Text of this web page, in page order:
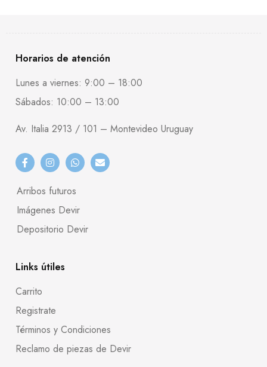
Horarios de atención
Lunes a viernes: 9:00 – 18:00
Sábados: 10:00 – 13:00
Av. Italia 2913 / 101 – Montevideo Uruguay
Arribos futuros
Imágenes Devir
Depositorio Devir
Links útiles
Carrito
Registrate
Términos y Condiciones
Reclamo de piezas de Devir